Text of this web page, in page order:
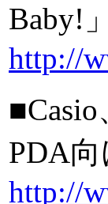
Baby!
http://
PDA
http://